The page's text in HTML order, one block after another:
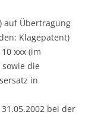
auf Übertragung
Klagepatent)
xxx (im
die
in
bei der